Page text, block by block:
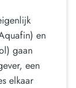
en
gaan
een
elkaar